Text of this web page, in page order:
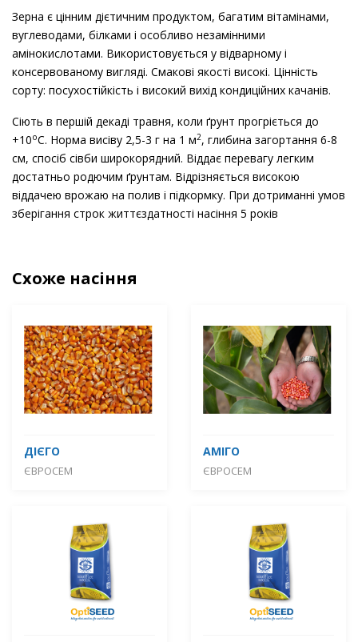
Зерна є цінним дієтичним продуктом, багатим вітамінами,
вуглеводами, білками і особливо незамінними
амінокислотами. Використовується у відварному і
консервованому вигляді. Смакові якості високі. Цінність
сорту: посухостійкість і високий вихід кондиційних качанів.
Сіють в першій декаді травня, коли ґрунт прогріється до
+10оС. Норма висіву 2,5-3 г на 1 м2, глибина загортання 6-8
см, спосіб сівби широкорядний. Віддає перевагу легким
достатньо родючим ґрунтам. Відрізняється високою
віддачею врожаю на полив і підкормку. При дотриманні умов
зберігання строк життєздатності насіння 5 років
Схоже насіння
ДІЄГО
ЄВРОСЕМ
АМІГО
ЄВРОСЕМ